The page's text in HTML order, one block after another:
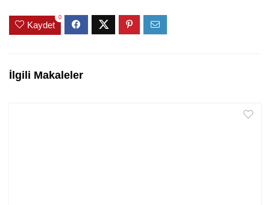
Kaydet
0
İlgili Makaleler